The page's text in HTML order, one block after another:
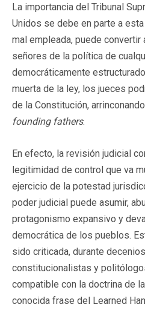
La importancia del Tribunal
Unidos se debe en parte a
mal empleada, puede
señores de la política de
democráticamente
muerta de la ley, los jueces
de la Constitución,
founding fathers.
En efecto, la revisión judicial
legitimidad de control que va
ejercicio de la potestad
poder judicial puede asumir,
protagonismo expansivo y
democrática de los pueblos.
sido criticada, durante
constitucionalistas y
compatible con la doctrina de
conocida frase del Learned